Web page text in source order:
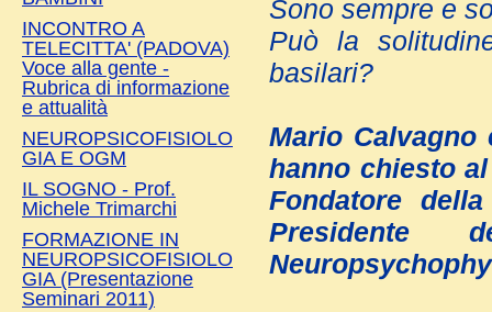
Sono sempre e
Può la
basilari?
Mario Calvagno
hanno chiesto
Fondatore
Presidente
INCONTRO A
TELECITTA' (PADOVA)
Voce alla gente -
Rubrica di informazione
e attualità
NEUROPSICOFISIOLO
GIA E OGM
IL SOGNO - Prof.
Michele Trimarchi
FORMAZIONE IN
NEUROPSICOFISIOLO
GIA (Presentazione
Seminari 2011)